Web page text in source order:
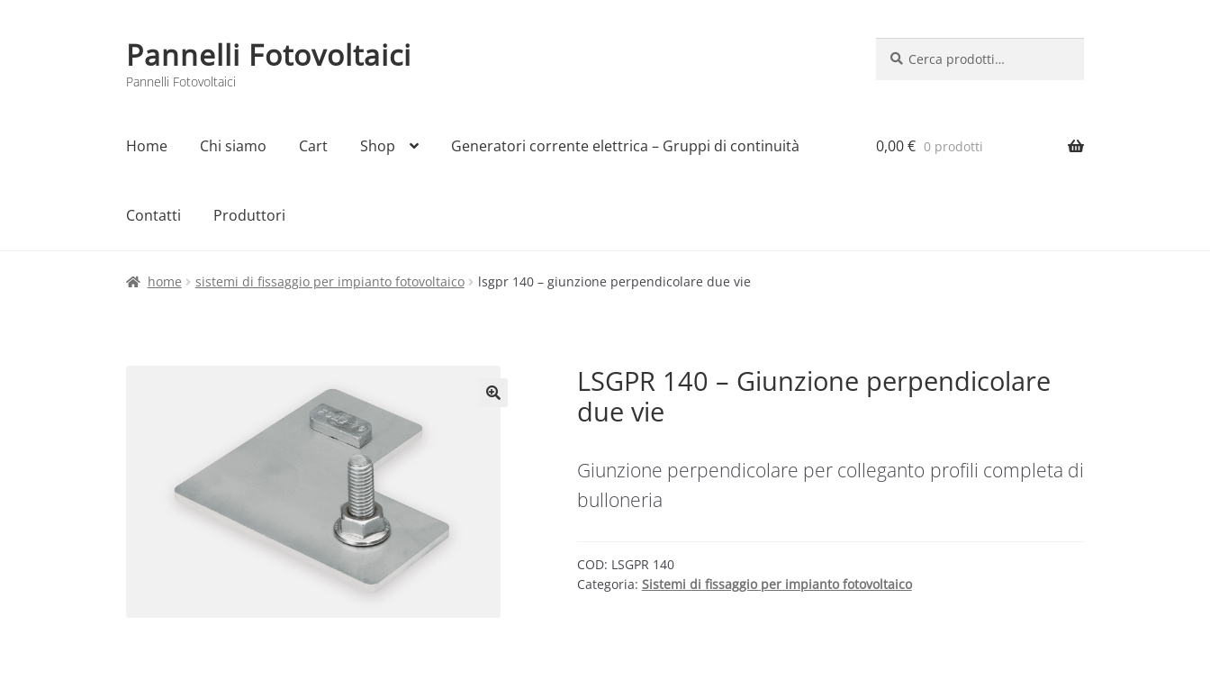
Vai
alla
navigazione
Vai
al
contenuto
Pannelli Fotovoltaici
Pannelli Fotovoltaici
Home Chi siamo Cart Shop Generatori corrente elettrica – Gruppi di continuità
Contatti Produttori
Home Cart Checkout Chi siamo Contatti My account Produttori Sample Page Shop
0,00€ 0 prodotti
home sistemi di fissaggio per impianto fotovoltaico lsgpr 140 – giunzione perpendicolare due vie
LSGPR 140 – Giunzione perpendicolare
due vie
Giunzione perpendicolare per colleganto profili completa di
bulloneria
COD: LSGPR 140
Categoria: Sistemi di fissaggio per impianto fotovoltaico